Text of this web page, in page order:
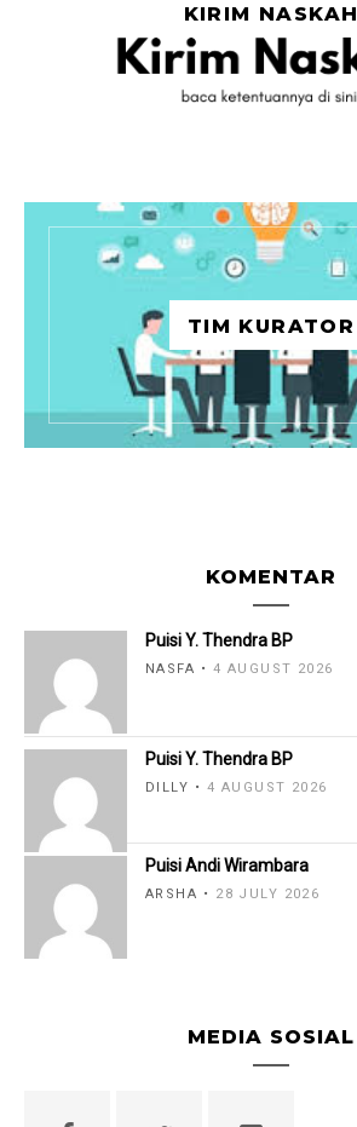
KIRIM NASKAH
TIM KURATOR
KOMENTAR
Puisi Y. Thendra BP
NASFA 4 AUGUST 2026
Puisi Y. Thendra BP
DILLY 4 AUGUST 2026
Puisi Andi Wirambara
ARSHA 28 JULY 2026
MEDIA SOSIAL